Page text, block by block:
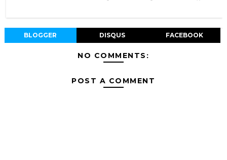
BLOGGER DISQUS FACEBOOK
NO COMMENTS:
POST A COMMENT